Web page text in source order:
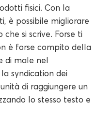
fisici. Con la
è possibile migliorare
si scrive. Forse ti
è forse compito della
di male nel
syndication dei
di raggiungere un
lo stesso testo e